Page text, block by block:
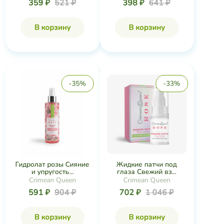
359 ₽ 521 ₽
В корзину
398 ₽ 641 ₽
В корзину
-35%
Гидролат розы Сияние
и упругость...
Crimean Queen
591 ₽ 904 ₽
В корзину
-33%
Жидкие патчи под
глаза Свежий вз...
Crimean Queen
702 ₽ 1 046 ₽
В корзину